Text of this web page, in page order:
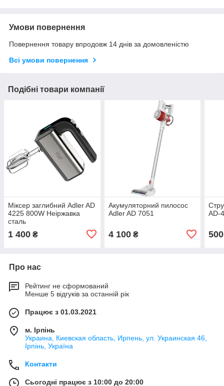
Умови повернення
Повернення товару впродовж 14 днів за домовленістю
Всі умови повернення
Подібні товари компанії
Міксер заглибний Adler AD
4225 800W Неіржавка
сталь
1 400 ₴
Акумуляторний пилосос
Adler AD 7051
4 100₴
AD-
500
Про нас
Рейтинг не сформований
Менше 5 відгуків за останній рік
Працює з 01.03.2021
м. Ірпінь
Украина, Киевская область, Ирпень, ул. Украинская 46,
Ірпінь, Україна
Контакти
Сьогодні працює з 10:00 до 20:00